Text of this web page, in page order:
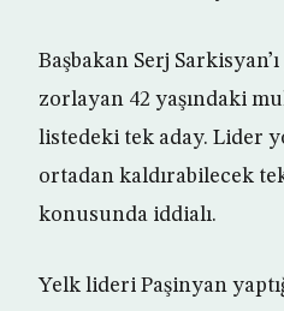
Başbakan Serj
zorlayan 42 yaşındaki
listedeki tek aday. Lider
ortadan kaldırabilecek
konusunda iddialı.
Yelk lideri Paşinyan